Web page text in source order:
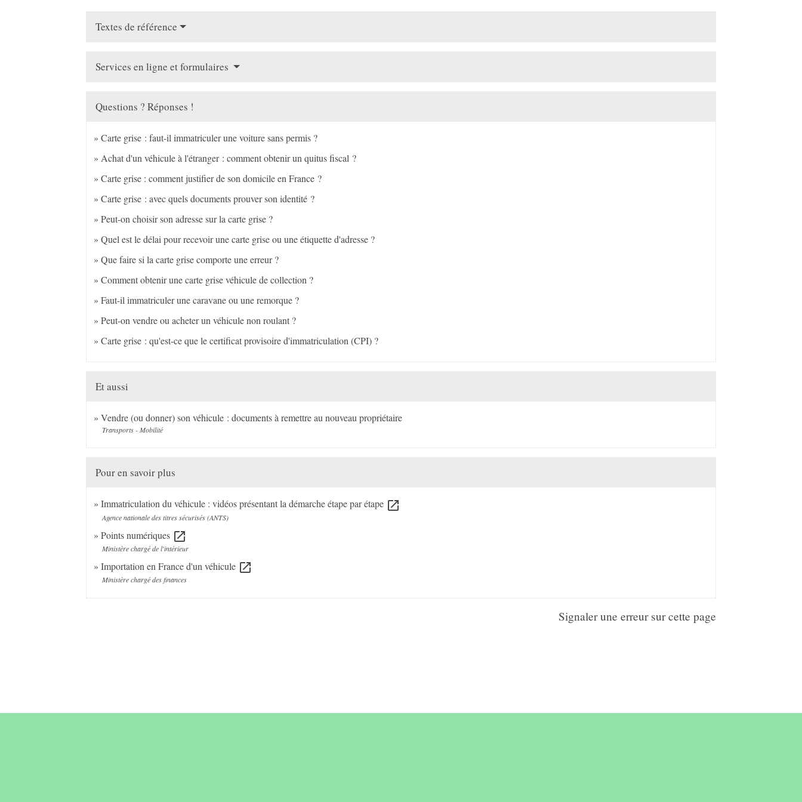
Textes de référence
Services en ligne et formulaires
Questions ? Réponses !
Carte grise : faut-il immatriculer une voiture sans permis ?
Achat d'un véhicule à l'étranger : comment obtenir un quitus fiscal ?
Carte grise : comment justifier de son domicile en France ?
Carte grise : avec quels documents prouver son identité ?
Peut-on choisir son adresse sur la carte grise ?
Quel est le délai pour recevoir une carte grise ou une étiquette d'adresse ?
Que faire si la carte grise comporte une erreur ?
Comment obtenir une carte grise véhicule de collection ?
Faut-il immatriculer une caravane ou une remorque ?
Peut-on vendre ou acheter un véhicule non roulant ?
Carte grise : qu'est-ce que le certificat provisoire d'immatriculation (CPI) ?
Et aussi
Vendre (ou donner) son véhicule : documents à remettre au nouveau propriétaire
Transports - Mobilité
Pour en savoir plus
Immatriculation du véhicule : vidéos présentant la démarche étape par étape open_in_new
Agence nationale des titres sécurisés (ANTS)
Points numériques open_in_new
Ministère chargé de l'intérieur
Importation en France d'un véhicule open_in_new
Ministère chargé des finances
Signaler une erreur sur cette page